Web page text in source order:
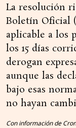
La resolución
Boletín Oficial
aplicable a los
los 15 días
derogan
aunque las
bajo esas
no hayan
Con información de